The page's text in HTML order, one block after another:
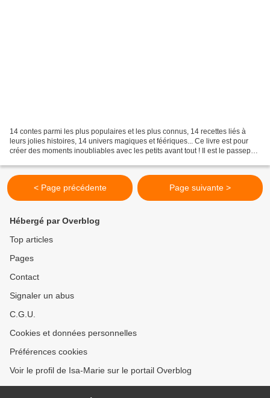
14 contes parmi les plus populaires et les plus connus, 14 recettes liés à
leurs jolies histoires, 14 univers magiques et féériques... Ce livre est pour
créer des moments inoubliables avec les petits avant tout ! Il est le passeport
< Page précédente Page suivante >
Hébergé par Overblog
Top articles
Pages
Contact
Signaler un abus
C.G.U.
Cookies et données personnelles
Préférences cookies
Voir le profil de Isa-Marie sur le portail Overblog